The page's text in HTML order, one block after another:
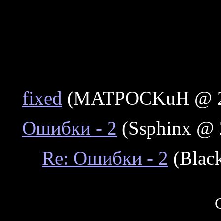
fixed (MATPOCKuH @
Ошибки - 2 (Ssphinx @
Re: Ошибки - 2